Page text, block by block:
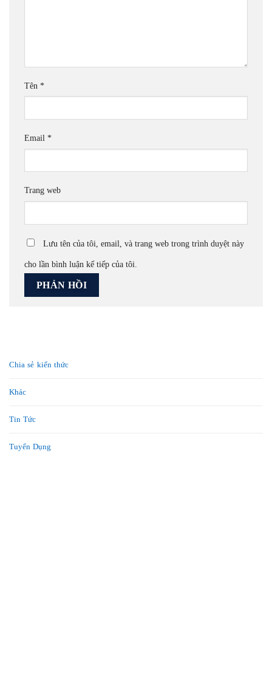
Chia sẻ kiến thức
Khác
Tin Tức
Tuyển Dụng
Tên *
Email *
Trang web
Lưu tên của tôi, email, và trang web trong trình duyệt này
cho lần bình luận kế tiếp của tôi.